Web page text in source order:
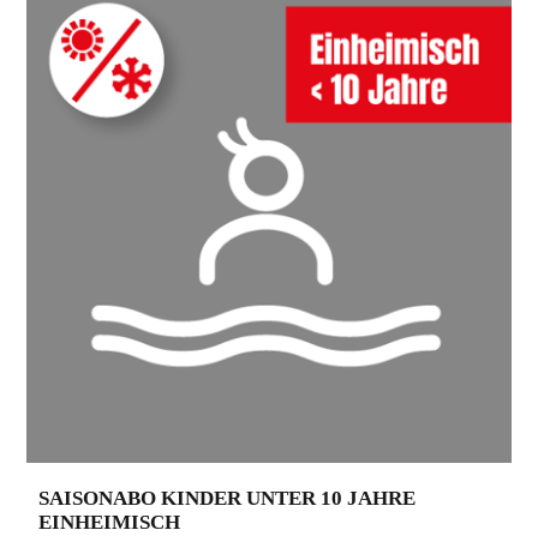
SAISONABO KINDER UNTER 10 JAHRE
EINHEIMISCH